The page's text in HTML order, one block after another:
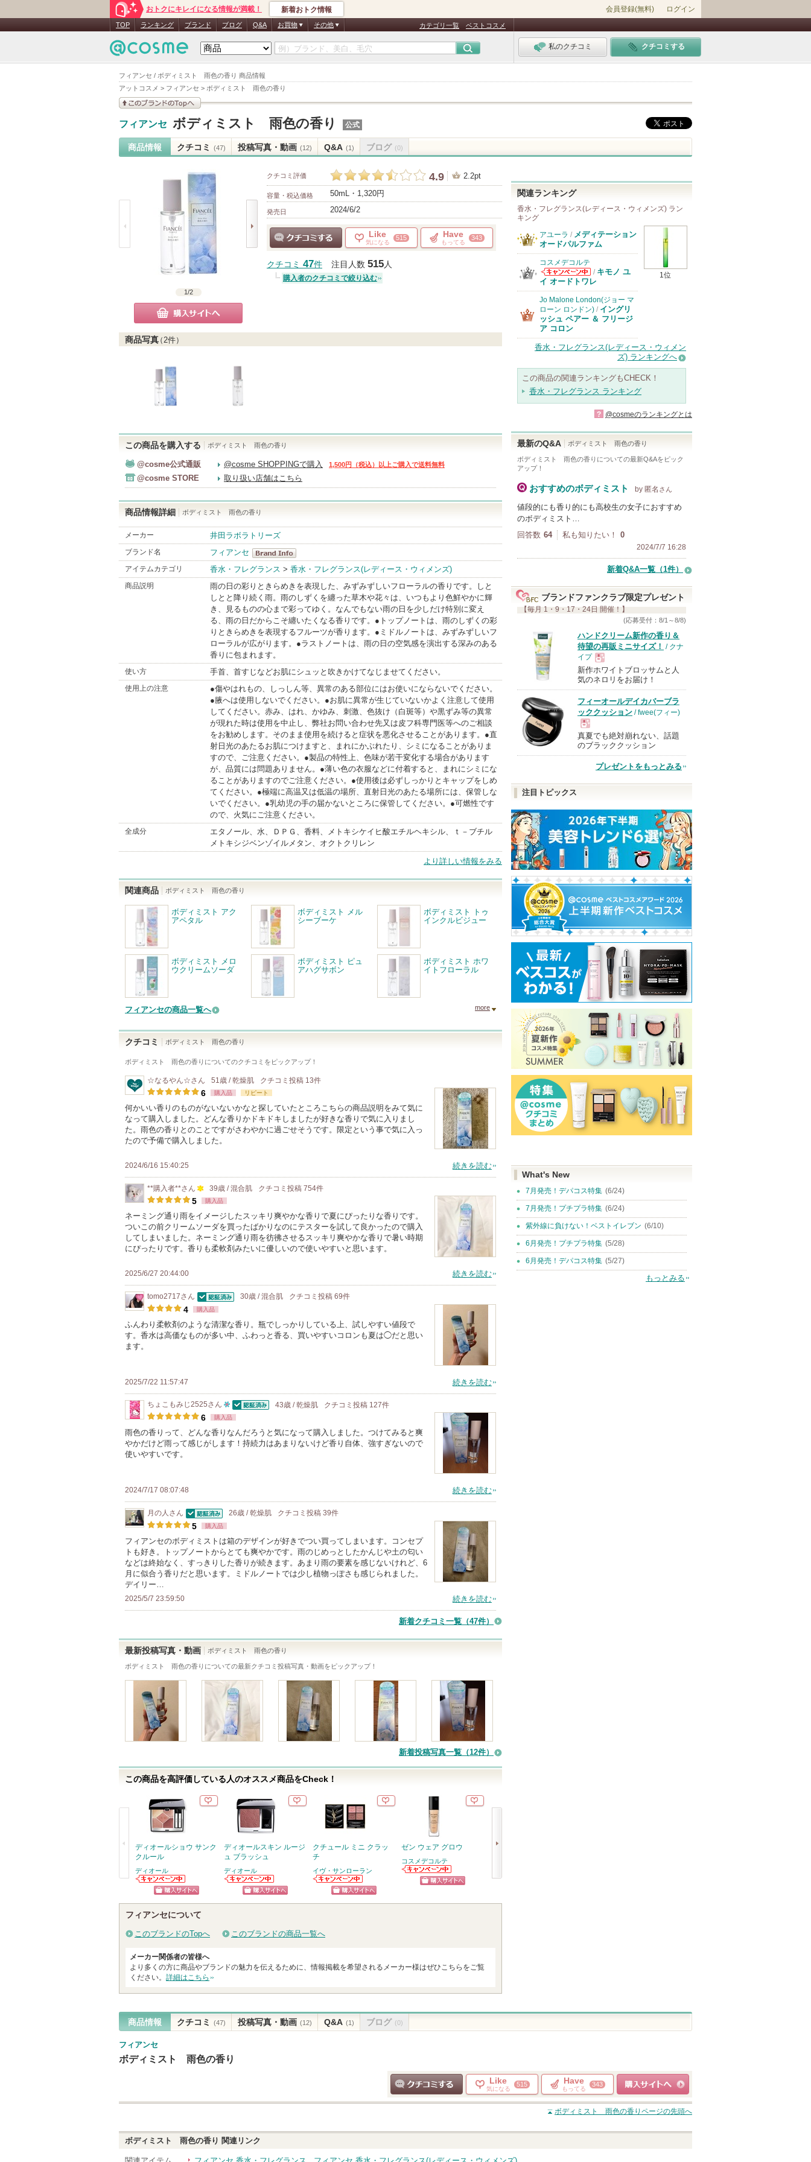
フィアンセ / ボディミスト 雨色の香り 商品情報
アットコスメ > フィアンセ > ボディミスト 雨色の香り
おトクにキレイになる情報が満載！ 新着おトク情報 会員登録(無料) ログイン
TOP ランキング ブランド ブログ Q&A お買物 その他 カテゴリ一覧 ベストコスメ
私のクチコミ クチコミする
このブランドの情報を
フィアンセ ボディミスト 雨色の香り 公式
商品情報 クチコミ (47) 投稿写真・動画 (12) Q&A (1) ブログ (0)
1/2
購入サイトへ
クチコミ評価 4.9 2.2pt
容量・税込価格 50mL・1,320円
発売日 2024/6/2
Like
気になる
515 Have
もってる
343
クチコミ 47件 注目人数 515人
購入者のクチコミで絞り込む
商品写真（2件）
この商品を購入する ボディミスト 雨色の香り
@cosme公式通販 @cosme SHOPPINGで購入 1,500円（税込）以上ご購入で送料無料
@cosme STORE 取り扱い店舗はこちら
商品情報詳細 ボディミスト 雨色の香り
メーカー 井田ラボラトリーズ
ブランド名
フィアンセ
フィアンセ
BrandInfo
アイテムカテゴリ 香水・フレグランス > 香水・フレグランス(レディース・ウィメンズ)
商品説明
雨の日の彩りときらめきを表現した、みずみずしいフローラルの香りです。しと
しとと降り続く雨。雨のしずくを纏った草木や花々は、いつもより色鮮やかに輝
き、見るものの心まで彩ってゆく。なんでもない雨の日を少しだけ特別に変え
る、雨の日だからこそ纏いたくなる香りです。●トップノートは、雨のしずくの彩
りときらめきを表現するフルーツが香ります。●ミドルノートは、みずみずしいフ
ローラルが広がります。●ラストノートは、雨の日の空気感を演出する深みのある
香りに包まれます。
使い方 手首、首すじなどお肌にシュッと吹きかけてなじませてください。
使用上の注意
●傷やはれもの、しっしん等、異常のある部位にはお使いにならないでください。
●腋へは使用しないでください。●お肌に異常が生じていないかよく注意して使用
してください。赤み、はれ、かゆみ、刺激、色抜け（白斑等）や黒ずみ等の異常
が現れた時は使用を中止し、弊社お問い合わせ先又は皮フ科専門医等へのご相談
をお勧めします。そのまま使用を続けると症状を悪化させることがあります。●直
射日光のあたるお肌につけますと、まれにかぶれたり、シミになることがありま
すので、ご注意ください。●製品の特性上、色味が若干変化する場合があります
が、品質には問題ありません。●薄い色の衣服などに付着すると、まれにシミにな
ることがありますのでご注意ください。●使用後は必ずしっかりとキャップをしめ
てください。●極端に高温又は低温の場所、直射日光のあたる場所には、保管しな
いでください。●乳幼児の手の届かないところに保管してください。●可燃性です
ので、火気にご注意ください。
全成分
エタノール、水、ＤＰＧ、香料、メトキシケイヒ酸エチルヘキシル、ｔ－ブチル
メトキシジベンゾイルメタン、オクトクリレン
より詳しい情報をみる
関連商品 ボディミスト 雨色の香り
ボディミスト アク
アペタル
ボディミスト メル
シーブーケ
ボディミスト トゥ
インクルビジュー
ボディミスト メロ
ウクリームソーダ
ボディミスト ピュ
アハグサボン
ボディミスト ホワ
イトフローラル
フィアンセの商品一覧へ more
クチコミ ボディミスト 雨色の香り
ボディミスト 雨色の香り についてのクチコミをピックアップ！
☆なるやん☆さん 51歳 / 乾燥肌 クチコミ投稿 13件
6 購入品 リピート
何かいい香りのものがないないかなと探していたところこちらの商品説明をみて気に
なって購入しました。どんな香りかドキドキしましたが好きな香りで気に入りまし
た。雨色の香りとのことですがさわやかに過ごせそうです。限定という事で気に入っ
たので予備で購入しました。
2024/6/16 15:40:25 続きを読む
**購入者**さん
100
人
以
上
ン
バ
ー
に
り
登
録
さ
ま
す
39歳 / 混合肌 クチコミ投稿 754件
5 購入品
ネーミング通り雨をイメージしたスッキリ爽やかな香りで夏にぴったりな香りです。
ついこの前クリームソーダを買ったばかりなのにテスターを試して良かったので購入
してしまいました。ネーミング通り雨を彷彿させるスッキリ爽やかな香りで暑い時期
にぴったりです。香りも柔軟剤みたいに優しいので使いやすいと思います。
2025/6/27 20:44:00 続きを読む
tomo2717さん
認証済
30歳 / 混合肌 クチコミ投稿 69件
4 購入品
ふんわり柔軟剤のような清潔な香り。瓶でしっかりしている上、試しやすい値段で
す。香水は高価なものが多い中、ふわっと香る、買いやすいコロンも夏は◯だと思い
ます。
2025/7/22 11:57:47 続きを読む
ちょこもみじ2525さん
10
人
以
ン
バ
ー
に
お
気
録
て
い
ま
す
認証済
43歳 / 乾燥肌 クチコミ投稿 127件
6 購入品
雨色の香りって、どんな香りなんだろうと気になって購入しました。つけてみると爽
やかだけど雨って感じがします！持続力はあまりないけど香り自体、強すぎないので
使いやすいです。
2024/7/17 08:07:48 続きを読む
月の人 さん
認証済
26歳 / 乾燥肌 クチコミ投稿 39件
5 購入品
フィアンセのボディミストは箱のデザインが好きでつい買ってしまいます。コンセプ
トも好き。トップノートからとても爽やかです。雨のじめっとしたかんじや土の匂い
などは終始なく、すっきりした香りが続きます。あまり雨の要素を感じないけれど、6
月に似合う香りだと思います。ミドルノートでは少し植物っぽさも感じられました。
デイリー…
2025/5/7 23:59:50 続きを読む
新着クチコミ一覧 （47件）
最新投稿写真・動画 ボディミスト 雨色の香り
ボディミスト 雨色の香り についての最新クチコミ投稿写真・動画をピックアップ！
新着投稿写真一覧（12件）
この商品を高評価している人のオススメ商品をCheck！
る
へ
ディオールショウ サンク
クルール
ディオール
ディオールから
のお知らせがあ
ります ショッピン
グサイトへ
ディオールスキン ルージ
ュ ブラッシュ
ディオール
ディオールから
のお知らせがあ
ります ショッピン
クチュール ミニ クラッ
チ
イヴ・サンローラン
イヴ・サンロー
ランからのお知
らせがあります
ショッピン
ゼン ウェア グロウ
コスメデコルテ
コスメデコルテ
からのお知らせ
マルチファンデパフ ２Ｐ
フィアンセについて
このブランドのTopへ このブランドの商品一覧へ
メーカー関係者の皆様へ
より多くの方に商品やブランドの魅力を伝えるために、情報掲載を希望されるメーカー様はぜひこちらをご覧
ください。 詳細はこちら
関連ランキング
香水・フレグランス(レディース・ウィメンズ) ラン
キング
1位
アユーラ / メディテーション
オードパルファム
コスメデコルテ
コスメデコルテ
からのお知らせ
があります
/ キモノ ユ
イ オードトワレ
Jo Malone London(ジョー マ
ローン ロンドン) / イングリ
ッシュ ペアー ＆ フリージ
ア コロン
香水・フレグランス(レディース・ウィメン
ズ) ランキングへ
この商品の関連ランキングもCHECK！
香水・フレグランス ランキング
? @cosmeのランキングとは
最新のQ&A ボディミスト 雨色の香り
ボディミスト 雨色の香り についての最新Q&Aをピック
アップ！
おすすめのボディミスト by 匿名 さん
値段的にも香り的にも高校生の女子におすすめ
のボディミスト…
回答数 64 私も知りたい！ 0
2024/7/7 16:28
新着Q&A一覧（1件）
ブランドファンクラブ限定プレゼント
【毎月 1・9・17・24日 開催！】
(応募受付：8/1～8/8)
ハンドクリーム新作の香り＆
待望の再販ミニサイズ！ / クナ
イプ
現
品
新作ホワイトブロッサムと人
気のネロリをお届け！
フィーオールデイカバーブラ
ッククッション / fwee(フィー)
現
真夏でも絶対崩れない、話題
のブラッククッション
プレゼントをもっとみる
注目トピックス
What's New
7月発売！デパコス特集 (6/24)
7月発売！プチプラ特集 (6/24)
紫外線に負けない！ベストイレブン (6/10)
6月発売！プチプラ特集 (5/28)
6月発売！デパコス特集 (5/27)
もっとみる
商品情報 クチコミ (47) 投稿写真・動画 (12) Q&A (1) ブログ (0)
フィアンセ
ボディミスト 雨色の香り
クチコミする
Like
気になる
515 Have
もってる
343
ショッピングサイト
へ
ボディミスト 雨色の香り ページの先頭へ
ボディミスト 雨色の香り 関連リンク